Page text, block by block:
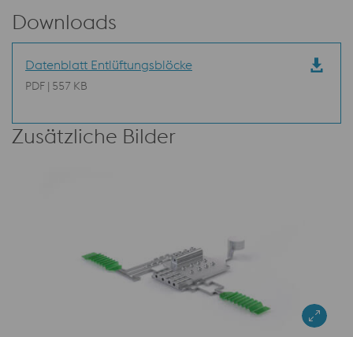
Downloads
Datenblatt Entlüftungsblöcke
PDF | 557 KB
Zusätzliche Bilder